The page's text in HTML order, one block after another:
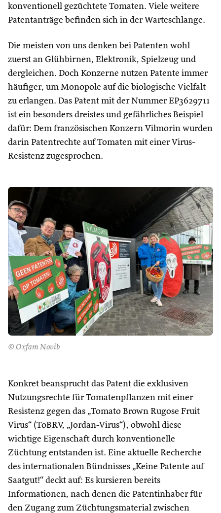
konventionell gezüchtete Tomaten. Viele weitere
Patentanträge befinden sich in der Warteschlange.
Die meisten von uns denken bei Patenten wohl
zuerst an Glühbirnen, Elektronik, Spielzeug und
dergleichen. Doch Konzerne nutzen Patente immer
häufiger, um Monopole auf die biologische Vielfalt
zu erlangen. Das Patent mit der Nummer EP3629711
ist ein besonders dreistes und gefährliches Beispiel
dafür: Dem französischen Konzern Vilmorin wurden
darin Patentrechte auf Tomaten mit einer Virus-
Resistenz zugesprochen.
© Oxfam Novib
Konkret beansprucht das Patent die exklusiven
Nutzungsrechte für Tomatenpflanzen mit einer
Resistenz gegen das „Tomato Brown Rugose Fruit
Virus“ (ToBRV, „Jordan-Virus“), obwohl diese
wichtige Eigenschaft durch konventionelle
Züchtung entstanden ist. Eine aktuelle Recherche
des internationalen Bündnisses „Keine Patente auf
Saatgut!“ deckt auf: Es kursieren bereits
Informationen, nach denen die Patentinhaber für
den Zugang zum Züchtungsmaterial zwischen